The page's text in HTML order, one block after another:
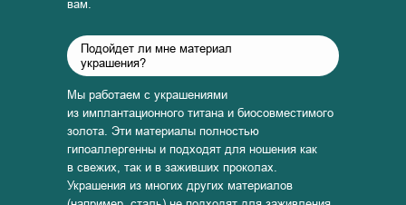
вам.
Подойдет ли мне материал
украшения?
Мы работаем с украшениями
из имплантационного титана и биосовместимого
золота. Эти материалы полностью
гипоаллергенны и подходят для ношения как
в свежих, так и в заживших проколах.
Украшения из многих других материалов